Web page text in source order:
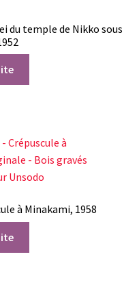
du temple de Nikko sous
à Minakami, 1958